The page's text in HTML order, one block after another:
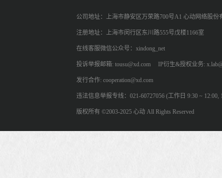
公司地址：上海市静安区万荣路700号A1 心动网络股份
注册地址：上海市闵行区东川路555号戊楼1166室
在线客服微信公众号：xindong_net
投诉举报邮箱: tousu@xd.com IP衍生&授权业务:
发行合作: cooperation@xd.com
违法信息举报专线：021-60727056 (工作日 9:30 ~ 12:00,
版权所有 ©2003-2025 心动 All Rights Reserved